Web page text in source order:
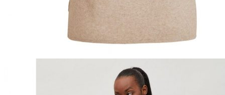
Sukat ja sukkahousut
Naisten yöasut
Naisten aamutakit ja kylpytakit
Naisten takit
Naisten kevät-ja syystakit